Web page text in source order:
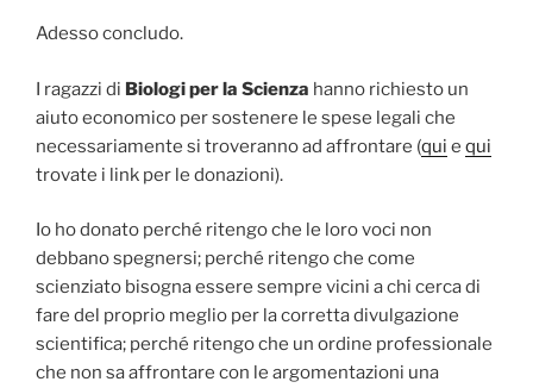
Adesso concludo.
I ragazzi di Biologi per la Scienza hanno richiesto un
aiuto economico per sostenere le spese legali che
necessariamente si troveranno ad affrontare (qui e qui
trovate i link per le donazioni).
Io ho donato perché ritengo che le loro voci non
debbano spegnersi; perché ritengo che come
scienziato bisogna essere sempre vicini a chi cerca di
fare del proprio meglio per la corretta divulgazione
scientifica; perché ritengo che un ordine professionale
che non sa affrontare con le argomentazioni una